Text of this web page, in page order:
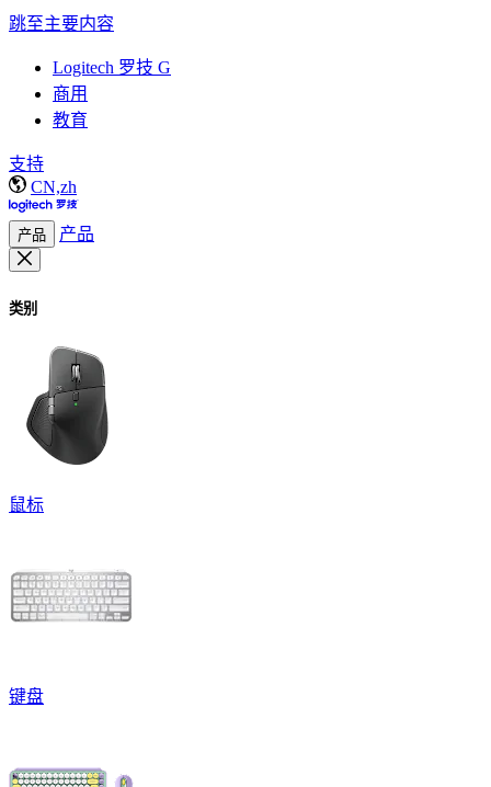
跳至主要内容
Logitech 罗技 G
商用
教育
支持
CN,zh
产品 产品
类别
鼠标
键盘